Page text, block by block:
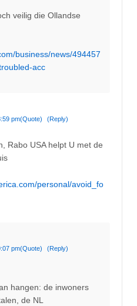
veilig die Ollandse
business/news/494457
acc
pm(Quote) (Reply)
Rabo USA helpt U met de
personal/avoid_fo
pm(Quote) (Reply)
hangen: de inwoners
de NL